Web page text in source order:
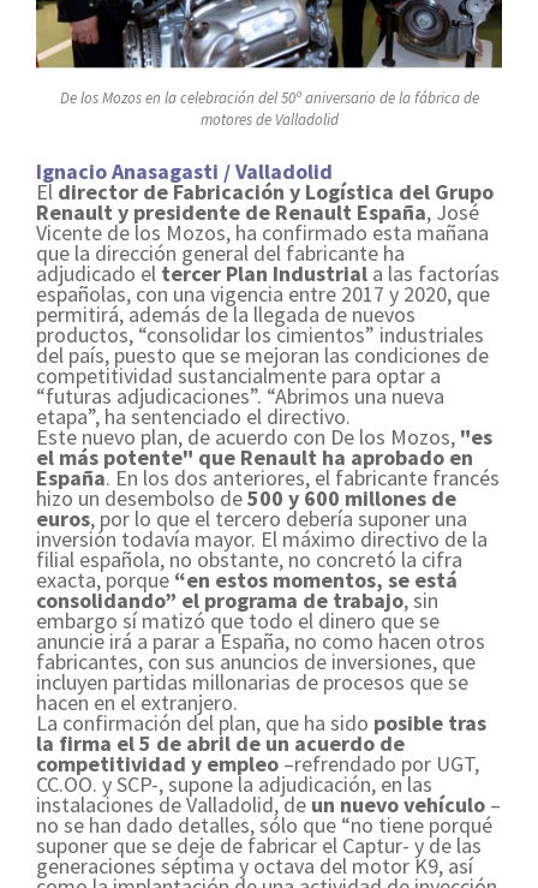
De los Mozos en la celebración del 50º aniversario de la fábrica de
motores de Valladolid
Ignacio Anasagasti / Valladolid
El director de Fabricación y Logística del Grupo
Renault y presidente de Renault España, José
Vicente de los Mozos, ha confirmado esta mañana
que la dirección general del fabricante ha
adjudicado el tercer Plan Industrial a las factorías
españolas, con una vigencia entre 2017 y 2020, que
permitirá, además de la llegada de nuevos
productos, “consolidar los cimientos” industriales
del país, puesto que se mejoran las condiciones de
competitividad sustancialmente para optar a
“futuras adjudicaciones”. “Abrimos una nueva
etapa”, ha sentenciado el directivo.
Este nuevo plan, de acuerdo con De los Mozos, "es
el más potente" que Renault ha aprobado en
España. En los dos anteriores, el fabricante francés
hizo un desembolso de500 y 600 millones de
euros, por lo que el tercero debería suponer una
inversión todavía mayor. El máximo directivo de la
filial española, no obstante, no concretó la cifra
exacta, porque “en estos momentos, se está
consolidando” el programa de trabajo, sin
embargo sí matizó que todo el dinero que se
anuncie irá a parar a España, no como hacen otros
fabricantes, con sus anuncios de inversiones, que
incluyen partidas millonarias de procesos que se
hacen en el extranjero.
La confirmación del plan, que ha sido posible tras
la firma el 5 de abril de un acuerdo de
competitividad y empleo –refrendado por UGT,
CC.OO. y SCP-, supone la adjudicación, en las
instalaciones de Valladolid, de un nuevo vehículo –
no se han dado detalles, sólo que “no tiene porqué
suponer que se deje de fabricar el Captur- y de las
generaciones séptima y octava del motor K9, así